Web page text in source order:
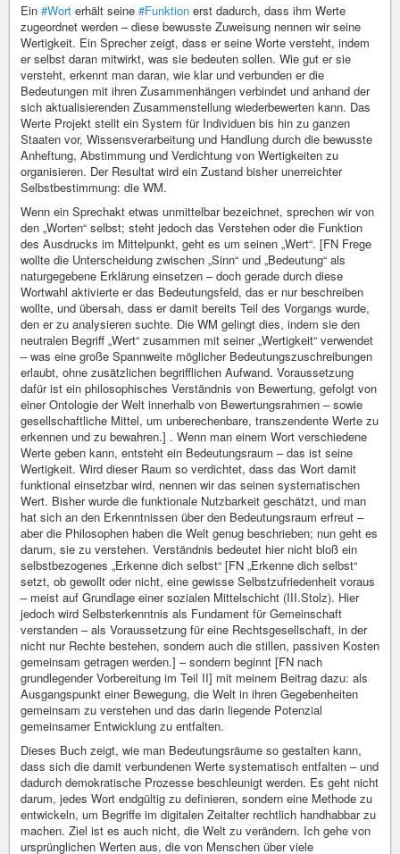
Ein #Wort erhält seine #Funktion erst dadurch, dass ihm Werte
zugeordnet werden – diese bewusste Zuweisung nennen wir seine
Wertigkeit. Ein Sprecher zeigt, dass er seine Worte versteht, indem
er selbst daran mitwirkt, was sie bedeuten sollen. Wie gut er sie
versteht, erkennt man daran, wie klar und verbunden er die
Bedeutungen mit ihren Zusammenhängen verbindet und anhand der
sich aktualisierenden Zusammenstellung wiederbewerten kann. Das
Werte Projekt stellt ein System für Individuen bis hin zu ganzen
Staaten vor, Wissensverarbeitung und Handlung durch die bewusste
Anheftung, Abstimmung und Verdichtung von Wertigkeiten zu
organisieren. Der Resultat wird ein Zustand bisher unerreichter
Selbstbestimmung: die WM.
Wenn ein Sprechakt etwas unmittelbar bezeichnet, sprechen wir von
den „Worten“ selbst; steht jedoch das Verstehen oder die Funktion
des Ausdrucks im Mittelpunkt, geht es um seinen „Wert“. [FN Frege
wollte die Unterscheidung zwischen „Sinn“ und „Bedeutung“ als
naturgegebene Erklärung einsetzen – doch gerade durch diese
Wortwahl aktivierte er das Bedeutungsfeld, das er nur beschreiben
wollte, und übersah, dass er damit bereits Teil des Vorgangs wurde,
den er zu analysieren suchte. Die WM gelingt dies, indem sie den
neutralen Begriff „Wert“ zusammen mit seiner „Wertigkeit“ verwendet
– was eine große Spannweite möglicher Bedeutungszuschreibungen
erlaubt, ohne zusätzlichen begrifflichen Aufwand. Voraussetzung
dafür ist ein philosophisches Verständnis von Bewertung, gefolgt von
einer Ontologie der Welt innerhalb von Bewertungsrahmen – sowie
gesellschaftliche Mittel, um unberechenbare, transzendente Werte zu
erkennen und zu bewahren.] . Wenn man einem Wort verschiedene
Werte geben kann, entsteht ein Bedeutungsraum – das ist seine
Wertigkeit. Wird dieser Raum so verdichtet, dass das Wort damit
funktional einsetzbar wird, nennen wir das seinen systematischen
Wert. Bisher wurde die funktionale Nutzbarkeit geschätzt, und man
hat sich an den Erkenntnissen über den Bedeutungsraum erfreut –
aber die Philosophen haben die Welt genug beschrieben; nun geht es
darum, sie zu verstehen. Verständnis bedeutet hier nicht bloß ein
selbstbezogenes „Erkenne dich selbst“ [FN „Erkenne dich selbst“
setzt, ob gewollt oder nicht, eine gewisse Selbstzufriedenheit voraus
– meist auf Grundlage einer sozialen Mittelschicht (III.Stolz). Hier
jedoch wird Selbsterkenntnis als Fundament für Gemeinschaft
verstanden – als Voraussetzung für eine Rechtsgesellschaft, in der
nicht nur Rechte bestehen, sondern auch die stillen, passiven Kosten
gemeinsam getragen werden.] – sondern beginnt [FN nach
grundlegender Vorbereitung im Teil II] mit meinem Beitrag dazu: als
Ausgangspunkt einer Bewegung, die Welt in ihren Gegebenheiten
gemeinsam zu verstehen und das darin liegende Potenzial
gemeinsamer Entwicklung zu entfalten.
Dieses Buch zeigt, wie man Bedeutungsräume so gestalten kann,
dass sich die damit verbundenen Werte systematisch entfalten – und
dadurch demokratische Prozesse beschleunigt werden. Es geht nicht
darum, jedes Wort endgültig zu definieren, sondern eine Methode zu
entwickeln, um Begriffe im digitalen Zeitalter rechtlich handhabbar zu
machen. Ziel ist es auch nicht, die Welt zu verändern. Ich gehe von
ursprünglichen Werten aus, die von Menschen über viele